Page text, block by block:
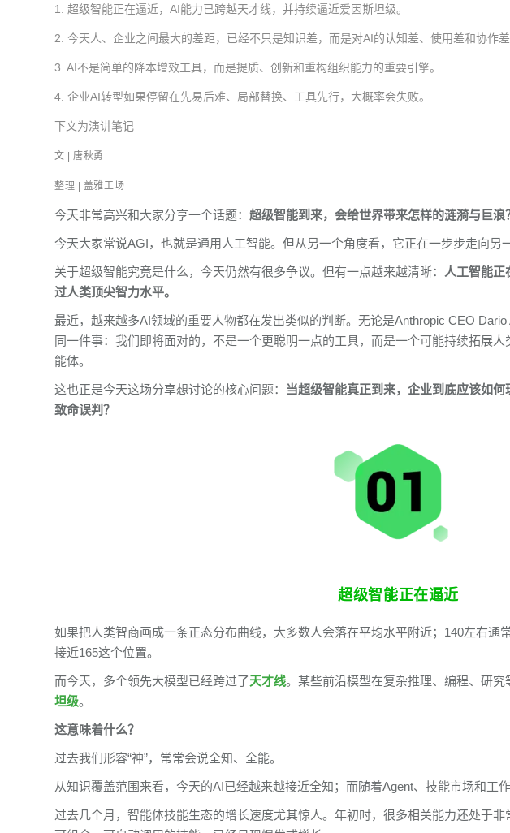
1. 超级智能正在逼近，AI能力已跨越天才线，并持续逼近爱因斯坦级。
2. 今天人、企业之间最大的差距，已经不只是知识差，而是对AI的认知差、使用差和协作差
3. AI不是简单的降本增效工具，而是提质、创新和重构组织能力的重要引擎。
4. 企业AI转型如果停留在先易后难、局部替换、工具先行，大概率会失败。
下文为演讲笔记
文 | 唐秋勇
整理 | 盖雅工场
今天非常高兴和大家分享一个话题：超级智能到来，会给世界带来怎样的涟漪与巨浪
今天大家常说AGI，也就是通用人工智能。但从另一个角度看，它正在一步步走向另
关于超级智能究竟是什么，今天仍然有很多争议。但有一点越来越清晰：
人工智能正
过人类顶尖智力水平。
最近，越来越多AI领域的重要人物都在发出类似的判断。无论是Anthropic CEO
同一件事：我们即将面对的，不是一个更聪明一点的工具，而是一个可能持续拓展
能体。
这也正是今天这场分享想讨论的核心问题：
当超级智能真正到来，企业到底应该如
致命误判？
超级智能正在逼近
如果把人类智商画成一条正态分布曲线，大多数人会落在平均水平附近；140左右通
接近165这个位置。
而今天，多个领先大模型已经跨过了天才线。某些前沿模型在复杂推理、编程、研
坦级。
这意味着什么？
过去我们形容“神”，常常会说全知、全能。
从知识覆盖范围来看，今天的AI已经越来越接近全知；而随着Agent、技能市场和工
过去几个月，智能体技能生态的增长速度尤其惊人。年初时，很多相关能力还处于非